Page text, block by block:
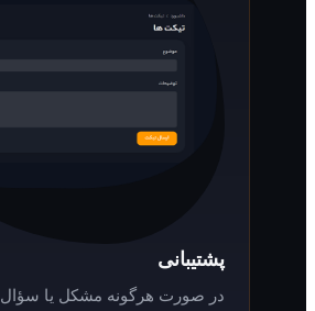
در صورت هرگونه مشکل یا سؤال می‌توانید از